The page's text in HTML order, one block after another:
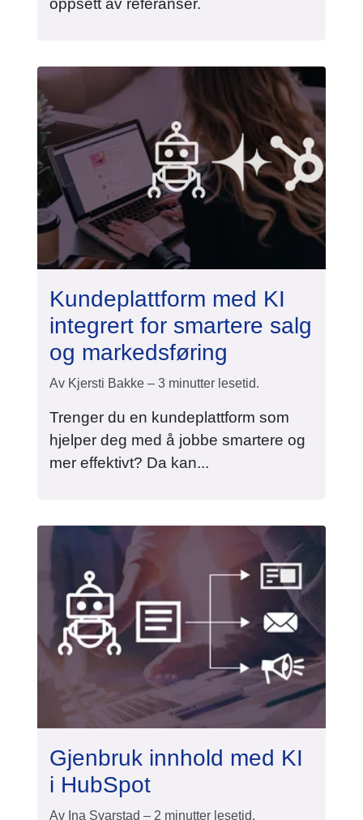
oppsett av referanser.
Kundeplattform med KI
integrert for smartere salg
og markedsføring
Av Kjersti Bakke – 3 minutter lesetid.
Trenger du en kundeplattform som
hjelper deg med å jobbe smartere og
mer effektivt? Da kan...
Gjenbruk innhold med KI
i HubSpot
Av Ina Svarstad – 2 minutter lesetid.